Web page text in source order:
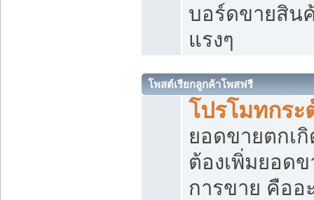
บอร์ดขายสิน
แรงๆ
โพสต์เรียกลูกค้าโพสฟรี
โปรโมทกร
ยอดขายตกเ
ต้องเพิ่มยอด
การขาย คืออ